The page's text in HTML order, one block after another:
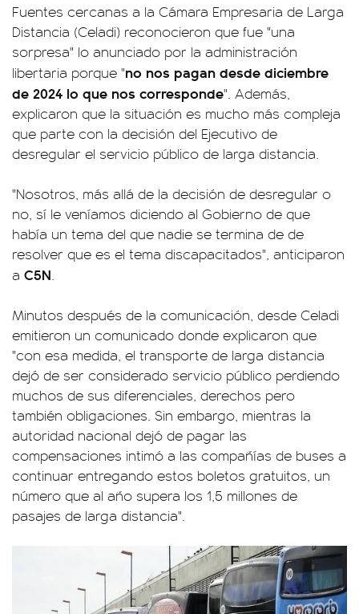
Fuentes cercanas a la Cámara Empresaria de Larga
Distancia (Celadi) reconocieron que fue "una
sorpresa" lo anunciado por la administración
libertaria porque "no nos pagan desde diciembre
de 2024 lo que nos corresponde". Además,
explicaron que la situación es mucho más compleja
que parte con la decisión del Ejecutivo de
desregular el servicio público de larga distancia.
"Nosotros, más allá de la decisión de desregular o
no, sí le veníamos diciendo al Gobierno de que
había un tema del que nadie se termina de de
resolver que es el tema discapacitados", anticiparon
a C5N.
Minutos después de la comunicación, desde Celadi
emitieron un comunicado donde explicaron que
"con esa medida, el transporte de larga distancia
dejó de ser considerado servicio público perdiendo
muchos de sus diferenciales, derechos pero
también obligaciones. Sin embargo, mientras la
autoridad nacional dejó de pagar las
compensaciones intimó a las compañías de buses a
continuar entregando estos boletos gratuitos, un
número que al año supera los 1,5 millones de
pasajes de larga distancia".